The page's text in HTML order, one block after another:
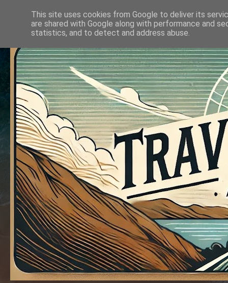
This site uses cookies from Google to deliver its
are shared with Google along with performance and
statistics, and to detect and address abuse.